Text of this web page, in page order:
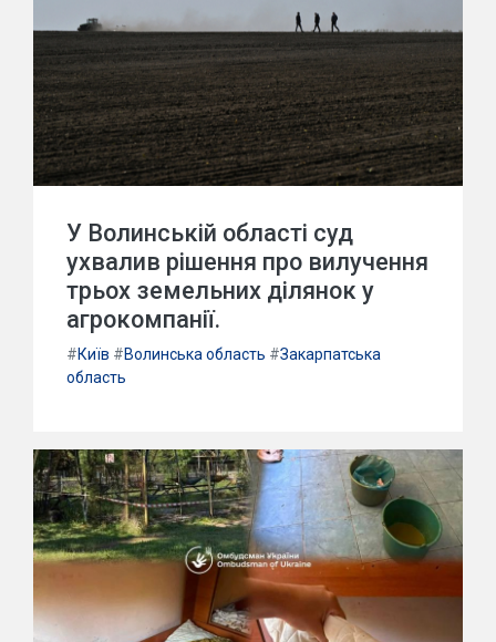
У Волинській області суд
ухвалив рішення про вилучення
трьох земельних ділянок у
агрокомпанії.
#Київ #Волинська область #Закарпатська
область